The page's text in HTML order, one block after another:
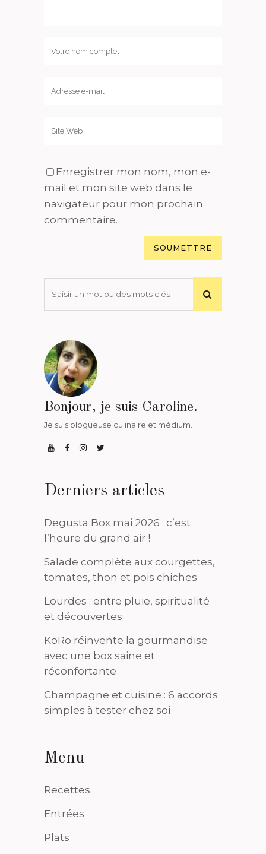
Enregistrer mon nom, mon e-
mail et mon site web dans le
navigateur pour mon prochain
commentaire.
Bonjour, je suis Caroline.
Je suis blogueuse culinaire et médium.
Derniers articles
Degusta Box mai 2026 : c’est
l’heure du grand air !
Salade complète aux courgettes,
tomates, thon et pois chiches
Lourdes : entre pluie, spiritualité
et découvertes
KoRo réinvente la gourmandise
avec une box saine et
réconfortante
Champagne et cuisine : 6 accords
simples à tester chez soi
Menu
Recettes
Entrées
Plats